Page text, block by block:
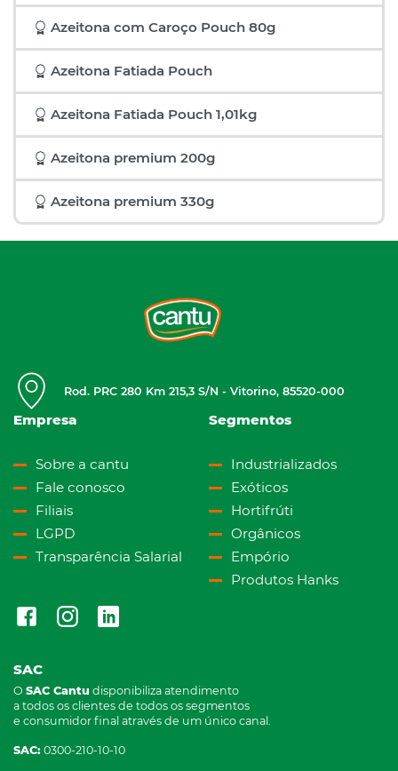
Azeitona com Caroço Pouch 80g
Azeitona Fatiada Pouch
Azeitona Fatiada Pouch 1,01kg
Azeitona premium 200g
Azeitona premium 330g
Rod. PRC 280 Km 215,3 S/N - Vitorino, 85520-000
Empresa
Sobre a cantu
Fale conosco
Filiais
LGPD
Transparência Salarial
Segmentos
Industrializados
Exóticos
Hortifrúti
Orgânicos
Empório
Produtos Hanks
SAC
O SAC Cantu disponibiliza atendimento
a todos os clientes de todos os segmentos
e consumidor final através de um único canal.
SAC: 0300-210-10-10